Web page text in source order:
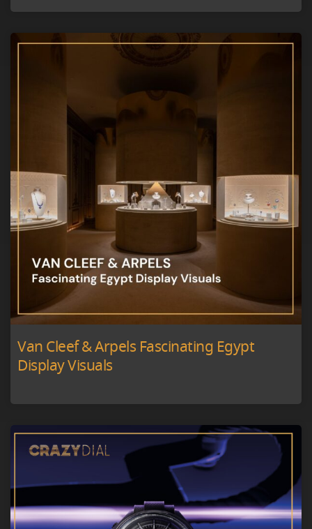
Van Cleef & Arpels Fascinating Egypt
Display Visuals